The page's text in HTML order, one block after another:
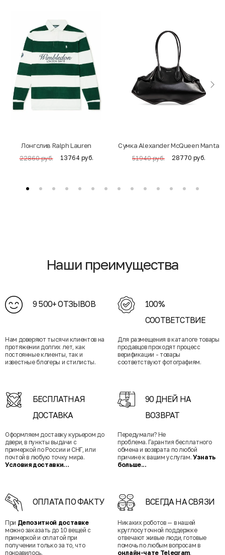
Лонгслив Ralph Lauren
22860 руб. 13764 руб.
Cумка Alexander McQueen Manta
51940 руб. 28770 руб.
Наши преимущества
9 500+ ОТЗЫВОВ
Нам доверяют тысячи клиентов на
протяжении долгих лет, как
постоянные клиенты, так и
известные блогеры и стилисты.
100%
СООТВЕТСТВИЕ
Для размещения в каталоге товары
продавцов проходят процесс
верификации - товары
соответствуют фотографиям.
БЕСПЛАТНАЯ
ДОСТАВКА
Оформляем доставку курьером до
двери, в пункты выдачи с
примеркой по России и СНГ, или
почтой в любую точку мира.
Условия доставки...
90 ДНЕЙ НА
ВОЗВРАТ
Передумали? Не
проблема. Гарантия бесплатного
обмена и возврата по любой
причине к вашим услугам. Узнать
больше...
ОПЛАТА ПО ФАКТУ
При Депозитной доставке
можно заказать до 10 вещей с
примеркой и оплатой при
получении только за то, что
понравилось.
ВСЕГДА НА СВЯЗИ
Никаких роботов — в нашей
круглосуточной поддержке
отвечают живые люди, готовые
помочь по любым вопросам в
онлайн-чате Telegram.